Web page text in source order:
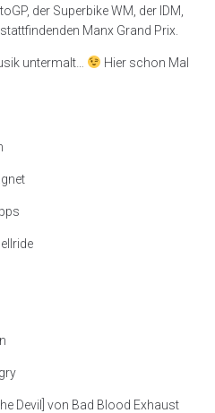
der Superbike WM, der IDM,
Manx Grand Prix.
untermalt…
Hier schon Mal
Devil] von Bad Blood Exhaust